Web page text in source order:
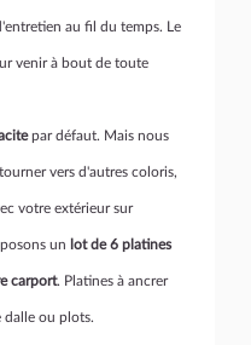
au fil du temps. Le
venir à bout de toute
par défaut. Mais nous
vers d'autres coloris,
votre extérieur sur
un lot de 6 platines
carport. Platines à ancrer
ou plots.